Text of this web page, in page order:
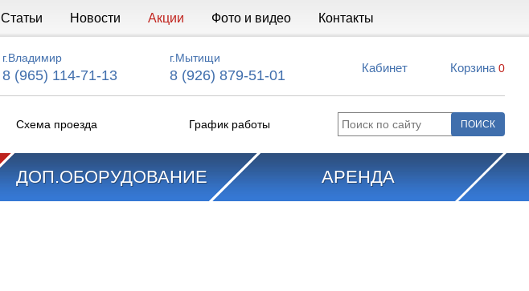
Статьи Новости Акции Фото и видео Контакты
г.Владимир
8 (965) 114-71-13
г.Мытищи
8 (926) 879-51-01 Кабинет Корзина 0
Схема проезда График работы
ДОП.ОБОРУДОВАНИЕ АРЕНДА